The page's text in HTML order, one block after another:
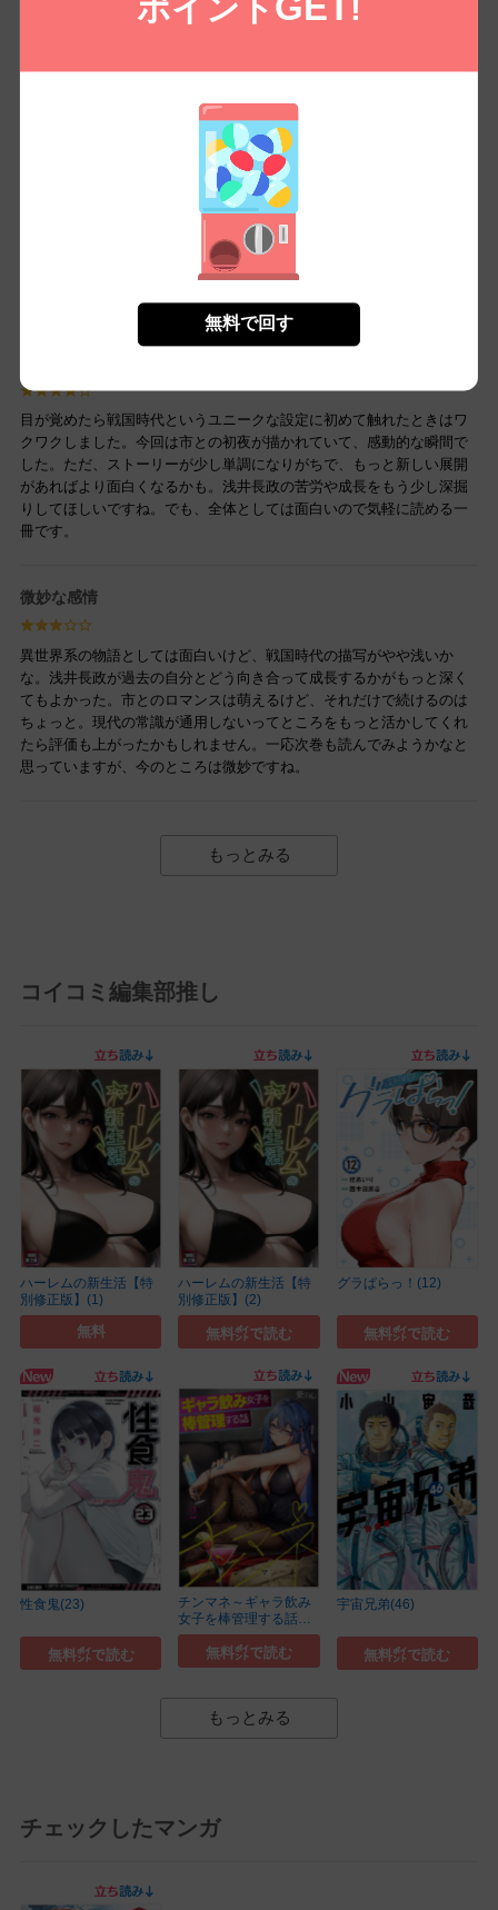
トや技術にも応用できる点が魅力です。楽しいエンターテインメント
ふしぎなことに、フツーの高校生が戦国時代に！しかも、彼は武将な
んだよ！落ち目の浅井長政として、信長の妹、市との楽しい毎日が待
っている。彼女はすごくきれいで、まるでお姫様みたい。だけど、面
白いことがいっぱい起こるんだ。戦いを乗り越えたり、家族のことを
考えたり、ドキドキが止まらない！時代の違いが面白くて、普通の高
校生の常識があまり通用しないのもハラハラするポイント。みんなも
目が覚めたら戦国時代というユニークな設定に初めて触れたときはワ
クワクしました。今回は市との初夜が描かれていて、感動的な瞬間で
した。ただ、ストーリーが少し単調になりがちで、もっと新しい展開
があればより面白くなるかも。浅井長政の苦労や成長をもう少し深掘
りしてほしいですね。でも、全体としては面白いので気軽に読める一
冊です。
微妙な感情
異世界系の物語としては面白いけど、戦国時代の描写がやや浅いか
な。浅井長政が過去の自分とどう向き合って成長するかがもっと深く
てもよかった。市とのロマンスは萌えるけど、それだけで続けるのは
ちょっと。現代の常識が通用しないってところをもっと活かしてくれ
たら評価も上がったかもしれません。一応次巻も読んでみようかなと
思っていますが、今のところは微妙ですね。
もっとみる
コイコミ編集部推し
ハーレムの新生活【特
別修正版】(1)
無料
ハーレムの新生活【特
別修正版】(2)
無料㌽で読む
グラぱらっ！(12)
無料㌽で読む
性食鬼(23)
無料㌽で読む
チンマネ～ギャラ飲み
女子を棒管理する話～
(2)
無料㌽で読む
宇宙兄弟(46)
無料㌽で読む
もっとみる
チェックしたマンガ
ポイント !
無料で回す